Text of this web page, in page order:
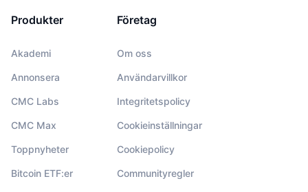
Produkter
Akademi
Annonsera
CMC Labs
CMC Max
Toppnyheter
Bitcoin ETF:er
Företag
Om oss
Användarvillkor
Integritetspolicy
Cookieinställningar
Cookiepolicy
Communityregler